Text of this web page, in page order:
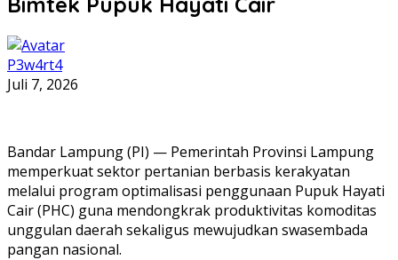
P3w4rt4
Juli 7, 2026
Bandar Lampung (PI) — Pemerintah Provinsi Lampung
memperkuat sektor pertanian berbasis kerakyatan
melalui program optimalisasi penggunaan Pupuk Hayati
Cair (PHC) guna mendongkrak produktivitas komoditas
unggulan daerah sekaligus mewujudkan swasembada
pangan nasional.